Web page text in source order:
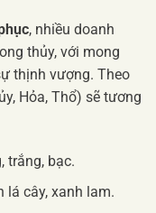
, nhiều doanh
thủy, với mong
thịnh vượng. Theo
Hỏa, Thổ) sẽ tương
trắng, bạc.
lá cây, xanh lam.